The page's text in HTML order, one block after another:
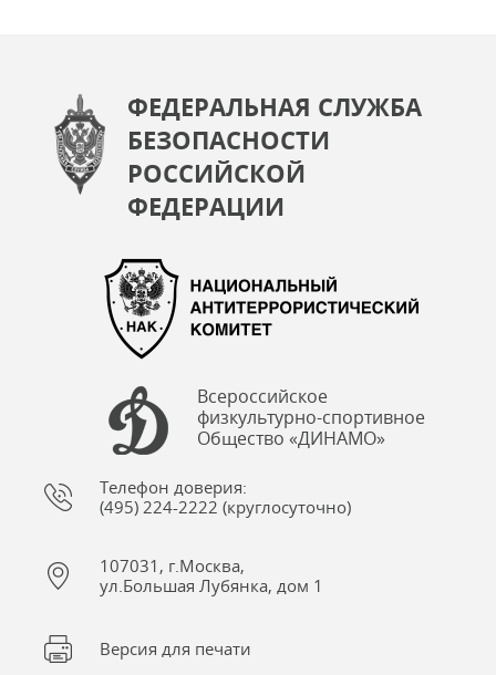
ФЕДЕРАЛЬНАЯ СЛУЖБА
БЕЗОПАСНОСТИ
РОССИЙСКОЙ
ФЕДЕРАЦИИ
Всероссийское
физкультурно-спортивное
Общество «ДИНАМО»
Телефон доверия:
(495) 224-2222 (круглосуточно)
107031, г.Москва,
ул.Большая Лубянка, дом 1
Версия для печати